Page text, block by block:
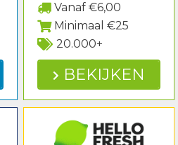
Vanaf €6,00
Minimaal €25
20.000+
BEKIJKEN